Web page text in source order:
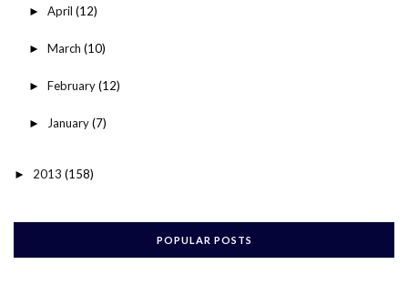
► April (12)
► March (10)
► February(12)
► January(7)
► 2013 (158)
POPULAR POSTS